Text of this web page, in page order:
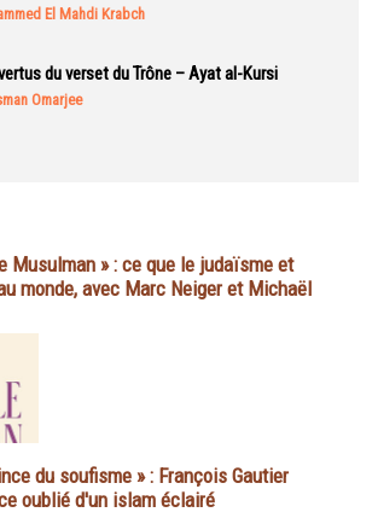
El Mahdi Krabch
du verset du Trône – Ayat al-Kursi
Omarjee
Musulman » : ce que le judaïsme et
monde, avec Marc Neiger et Michaël
du soufisme » : François Gautier
oublié d'un islam éclairé